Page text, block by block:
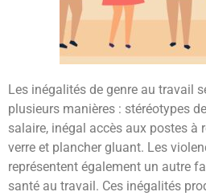
Les inégalités de genre au travail
plusieurs manières : stéréotypes
salaire, inégal accès aux postes à
verre et plancher gluant. Les
représentent également un autre
santé au travail. Ces inégalités